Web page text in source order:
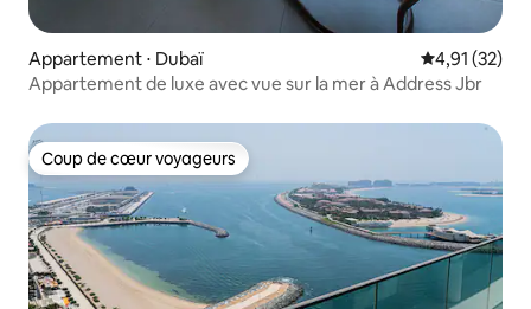
Appartement ⋅ Dubaï Évaluation
4,91 (32)
Appartement de luxe avec vue sur la mer à Address Jbr
Coup de cœur voyageurs
Coup de cœur voyageurs